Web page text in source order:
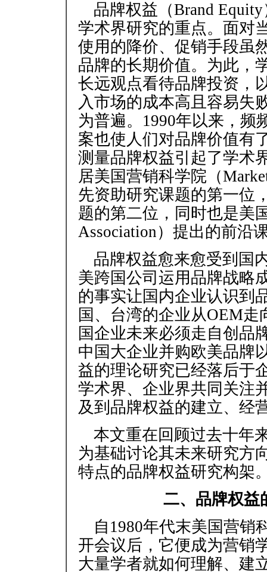
品牌权益（Brand
学术界研究的重点。面对
使用的降价、促销手段虽
品牌的长期价值。为此，
长远观点看待品牌投资，
入市场的成本高且容易失
为普遍。1990年以来，频
案也使人们对品牌价值有
测量品牌权益引起了学术
居美国营销科学院（
先资助研究课题的第一位
题的第二位，同时也是美
Association）提出的前沿
品牌权益愈来愈受到国
美跨国公司运用品牌战略
的事实让国内企业认识到
国、台湾的企业从OEM
国企业未来必须走自创品
中国大企业并购欧美品牌
益的理论研究已经落后于
学术界、企业界共同关注
及到品牌权益的建立、经
本文重在回顾过去十年
为基础讨论其未来研究方
特点的品牌权益研究构架
二、品牌权益
自1980年代末美国营销
开会议后，它便成为营销
大量学者就如何理解、建